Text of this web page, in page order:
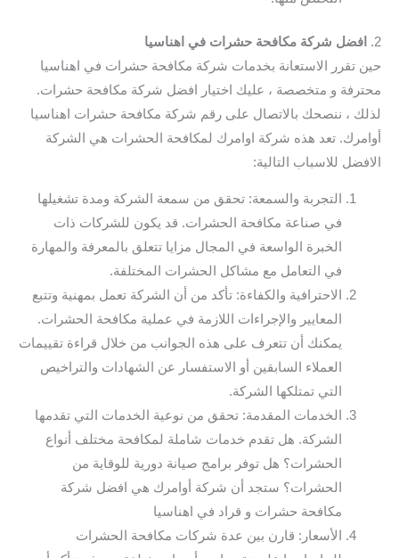
2.
افضل شركة مكافحة حشرات في اهناسيا
حين تقرر الاستعانة بخدمات شركة مكافحة حشرات في اهناسيا
محترفة و متخصصة ، عليك اختيار افضل شركة مكافحة حشرات.
لذلك ، ننصحك بالاتصال على رقم شركة مكافحة حشرات اهناسيا
أوامرك. تعد هذه شركة اوامرك لمكافحة الحشرات هي الشركة
الافضل للاسباب التالية:
التجربة والسمعة: تحقق من سمعة الشركة ومدة تشغيلها
في صناعة مكافحة الحشرات. قد يكون للشركات ذات
الخبرة الواسعة في المجال مزايا تتعلق بالمعرفة والمهارة
في التعامل مع مشاكل الحشرات المختلفة.
الاحترافية والكفاءة: تأكد من أن الشركة تعمل بمهنية وتتبع
المعايير والإجراءات اللازمة في عملية مكافحة الحشرات.
يمكنك أن تتعرف على هذه الجوانب من خلال قراءة تقييمات
العملاء السابقين أو الاستفسار عن الشهادات والتراخيص
التي تمتلكها الشركة.
الخدمات المقدمة: تحقق من نوعية الخدمات التي تقدمها
الشركة. هل تقدم خدمات شاملة لمكافحة مختلف أنواع
الحشرات؟ هل توفر برامج صيانة دورية للوقاية من
الحشرات؟ ستجد أن شركة أوامرك هي افضل شركة
مكافحة حشرات و قراد في اهناسيا
الأسعار: قارن بين عدة شركات مكافحة الحشرات